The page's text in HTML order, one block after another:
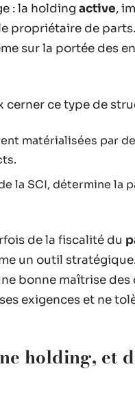
: la holding active,
propriétaire de
sur la portée des
cerner ce type de
matérialisées par
la SCI, détermine la
de la fiscalité du
un outil
bonne maîtrise des
exigences et ne
holding, et